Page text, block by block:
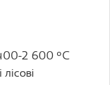
2 600 °C